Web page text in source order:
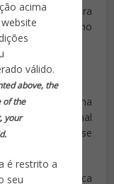
acima
válido.
above, the
of the
your
é restrito a
seu
esta quarta-feira
feira à 15h00, no
autónoma
– o tribunal
fazer, tratando-se
da República